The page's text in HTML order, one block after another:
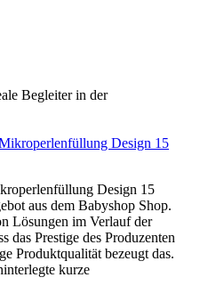
Begleiter in der
Design 15
aus dem Babyshop Shop.
Lösungen im Verlauf der
das Prestige des Produzenten
Produktqualität bezeugt das.
kurze